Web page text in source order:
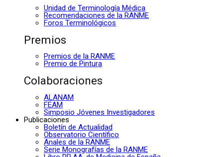
Unidad de Terminología Médica
Recomendaciones de la RANME
Foros Terminológicos
Premios
Premios de la RANME
Premio de Pintura
Colaboraciones
ALANAM
FEAM
Simposio Jóvenes Investigadores
Publicaciones
Boletín de Actualidad
Observatorio Científico
Anales de la RANME
Serie Monografías de la RANME